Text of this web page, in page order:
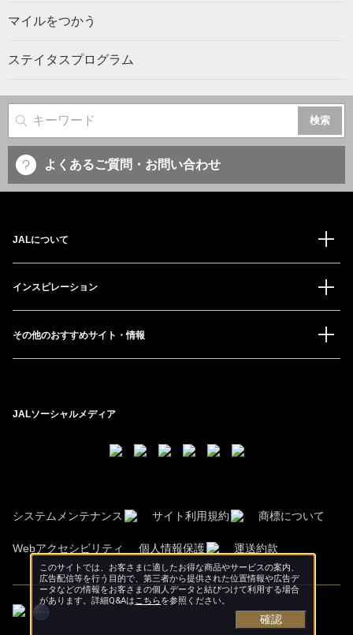
マイルをつかう
ステイタスプログラム
サイト内検索
よくあるご質問・お問い合わせ
JALについて
インスピレーション
その他のおすすめサイト・情報
JALソーシャルメディア
システムメンテナンス サイト利用規約 商標について
Webアクセシビリティ 個人情報保護 運送約款
このサイトでは、お客さまに適したお得な商品やサービスの案内、
広告配信等を行う目的で、第三者から提供された位置情報や広告デ
ータなどの情報をお客さまの個人データと結びつけて利用する場合
があります。詳細Q&Aはこちらを参照ください。
確認